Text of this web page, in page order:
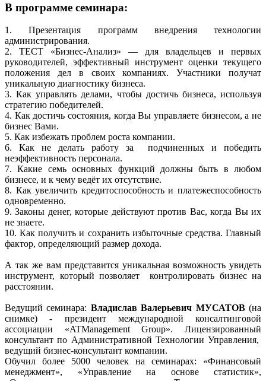
В программе семинара:
1. Презентация программ внедрения технологии
администрирования.
2. ТЕСТ «Бизнес-Анализ» — для владельцев и первых
руководителей, эффективный инструмент оценки текущего
положения дел в своих компаниях. Участники получат
уникальную диагностику бизнеса.
3. Как управлять делами, чтобы достичь бизнеса, используя
стратегию победителей.
4. Как достичь состояния, когда Вы управляете бизнесом, а не
бизнес Вами.
5. Как избежать проблем роста компании.
6. Как не делать работу за подчиненных и победить
неэффективность персонала.
7. Какие семь основных функций должны быть в любом
бизнесе, и к чему ведёт их отсутствие.
8. Как увеличить кредитоспособность и платежеспособность
одновременно.
9. Законы денег, которые действуют против Вас, когда Вы их
не знаете.
10. Как получить и сохранить избыточные средства. Главный
фактор, определяющий размер дохода.
А так же вам представится уникальная возможность увидеть
инструмент, который позволяет контролировать бизнес на
расстоянии.
Ведущий семинара: Владислав Валерьевич МУСАТОВ(на
снимке) - президент международной консалтинговой
ассоциации «ATManagement Group». Лицензированный
консультант по Административной Технологии Управления,
ведущий бизнес-консультант компании.
Обучил более 5000 человек на семинарах: «Финансовый
менеджмент», «Управление на основе статистик»,